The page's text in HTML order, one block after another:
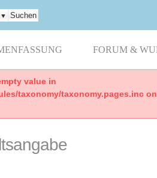
▼
FORUM &
value in
taxonomy/taxonomy.pages.inc